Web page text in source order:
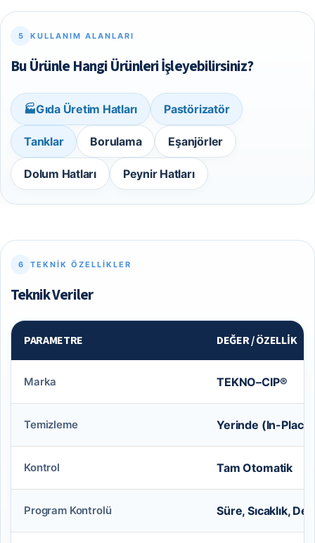
5 KULLANIM ALANLARI
Bu Ürünle Hangi Ürünleri İşleyebilirsiniz?
🏭Gıda Üretim Hatları Pastörizatör
Tanklar Borulama Eşanjörler
Dolum Hatları Peynir Hatları
6 TEKNIK ÖZELLIKLER
Teknik Veriler
PARAMETRE DEĞER / ÖZELLIK
Marka TEKNO–CIP®
Temizleme Yerinde (In-Place)
Kontrol Tam Otomatik
Program Kontrolü Süre, Sıcaklık,